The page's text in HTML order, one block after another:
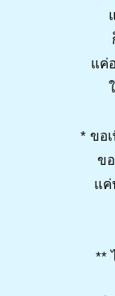
แค่
* ขอ
ข
แค่
**